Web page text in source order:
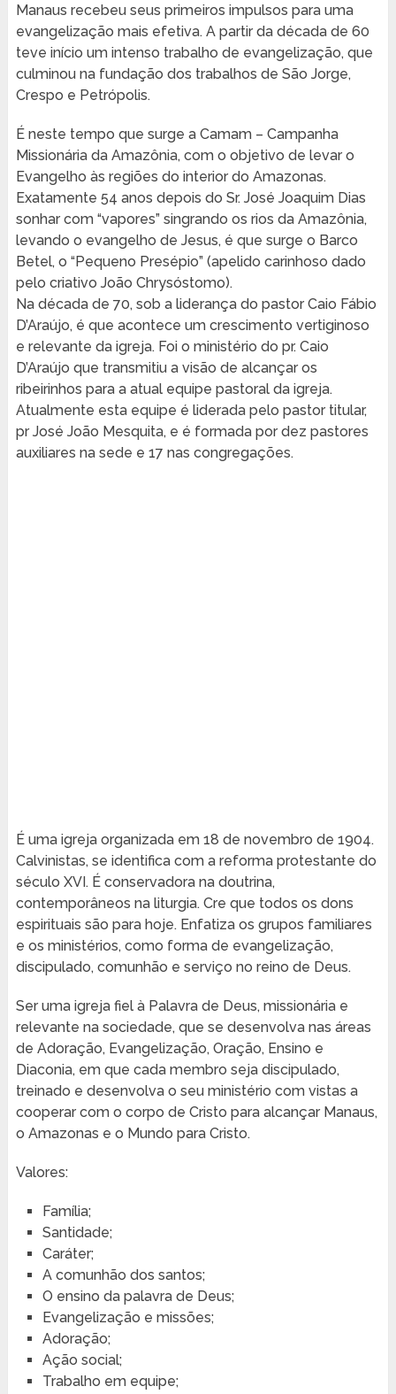
Manaus recebeu seus primeiros impulsos para uma
evangelização mais efetiva. A partir da década de 60
teve início um intenso trabalho de evangelização, que
culminou na fundação dos trabalhos de São Jorge,
Crespo e Petrópolis.
É neste tempo que surge a Camam – Campanha
Missionária da Amazônia, com o objetivo de levar o
Evangelho às regiões do interior do Amazonas.
Exatamente 54 anos depois do Sr. José Joaquim Dias
sonhar com “vapores” singrando os rios da Amazônia,
levando o evangelho de Jesus, é que surge o Barco
Betel, o “Pequeno Presépio” (apelido carinhoso dado
pelo criativo João Chrysóstomo).
Na década de 70, sob a liderança do pastor Caio Fábio
D’Araújo, é que acontece um crescimento vertiginoso
e relevante da igreja. Foi o ministério do pr. Caio
D’Araújo que transmitiu a visão de alcançar os
ribeirinhos para a atual equipe pastoral da igreja.
Atualmente esta equipe é liderada pelo pastor titular,
pr José João Mesquita, e é formada por dez pastores
auxiliares na sede e 17 nas congregações.
É uma igreja organizada em 18 de novembro de 1904.
Calvinistas, se identifica com a reforma protestante do
século XVI. É conservadora na doutrina,
contemporâneos na liturgia. Cre que todos os dons
espirituais são para hoje. Enfatiza os grupos familiares
e os ministérios, como forma de evangelização,
discipulado, comunhão e serviço no reino de Deus.
Ser uma igreja fiel à Palavra de Deus, missionária e
relevante na sociedade, que se desenvolva nas áreas
de Adoração, Evangelização, Oração, Ensino e
Diaconia, em que cada membro seja discipulado,
treinado e desenvolva o seu ministério com vistas a
cooperar com o corpo de Cristo para alcançar Manaus,
o Amazonas e o Mundo para Cristo.
Valores:
Família;
Santidade;
Caráter;
A comunhão dos santos;
O ensino da palavra de Deus;
Evangelização e missões;
Adoração;
Ação social;
Trabalho em equipe;